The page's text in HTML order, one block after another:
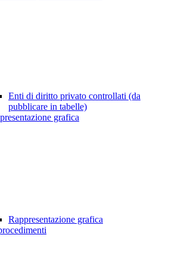
Enti di diritto privato controllati (da
pubblicare in tabelle)
grafica
Rappresentazione grafica